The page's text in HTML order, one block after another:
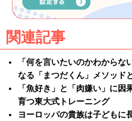
関連記事
「何を言いたいのかわから
なる「まつだくん」メソッド
「魚好き」と「肉嫌い」に
育つ東大式トレーニング
ヨーロッパの貴族は子どもに